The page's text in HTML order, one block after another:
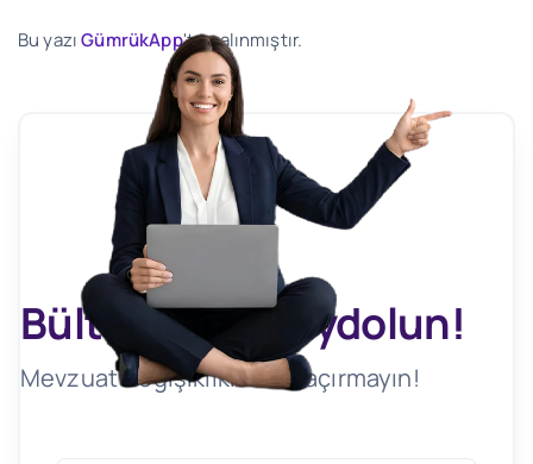
Bu yazıGümrükApp'ten alınmıştır.
Bültenimize Kaydolun!
Mevzuat Değişikliklerini Kaçırmayın!